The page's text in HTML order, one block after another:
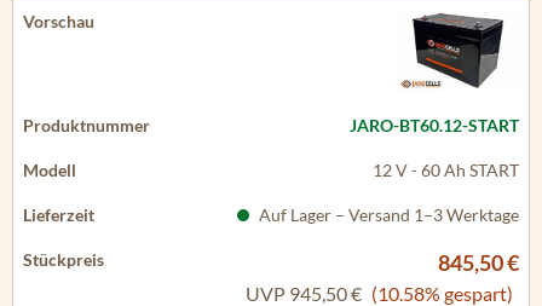
JARO-BT60.12-START
12 V - 60 Ah START
Auf Lager – Versand 1–3 Werktage
845,50 €
UVP 945,50 € (10.58% gespart)